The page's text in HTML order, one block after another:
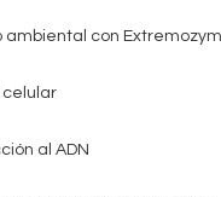
ambiental con
celular
al ADN